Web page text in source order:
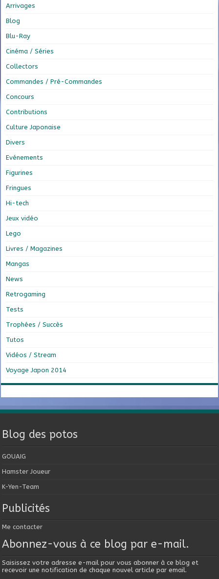
Arrivages
Blog
Blu-Ray
Cinéma / Séries
Collectors
Commandes / Pré-Commandes
Concours
Contributions
Culture Japonaise
Divers
Evénements
Figurines
Fringues
Hi-tech
Jeux vidéo
Lego
Livres / Magazines
Mangas
News
Retrogaming
Tests
Trophées / Succès
Tutos
Vidéos / Stream
Voyage Japon 2014
Blog des potos
GOUAIG
Hamster Joueur
K-Yen-Team
Publicités
Me contacter
Abonnez-vous à ce blog par e-mail.
Saisissez votre adresse e-mail pour vous abonner à ce blog et
recevoir une notification de chaque nouvel article par email.